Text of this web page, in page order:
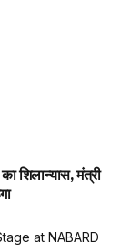
शिलान्यास, मंत्री